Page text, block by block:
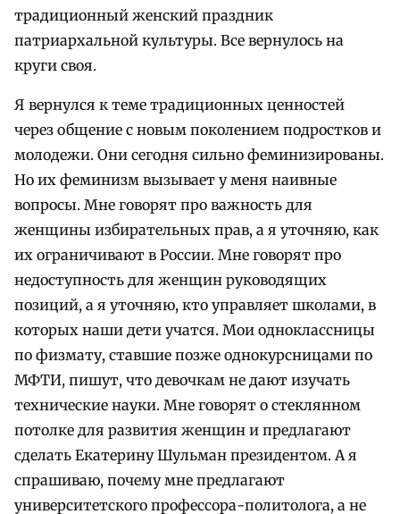
традиционный женский праздник
патриархальной культуры. Все вернулось на
круги своя.
Я вернулся к теме традиционных ценностей
через общение с новым поколением подростков и
молодежи. Они сегодня сильно феминизированы.
Но их феминизм вызывает у меня наивные
вопросы. Мне говорят про важность для
женщины избирательных прав, а я уточняю, как
их ограничивают в России. Мне говорят про
недоступность для женщин руководящих
позиций, а я уточняю, кто управляет школами, в
которых наши дети учатся. Мои одноклассницы
по физмату, ставшие позже однокурсницами по
МФТИ, пишут, что девочкам не дают изучать
технические науки. Мне говорят о стеклянном
потолке для развития женщин и предлагают
сделать Екатерину Шульман президентом. А я
спрашиваю, почему мне предлагают
университетского профессора-политолога, а не